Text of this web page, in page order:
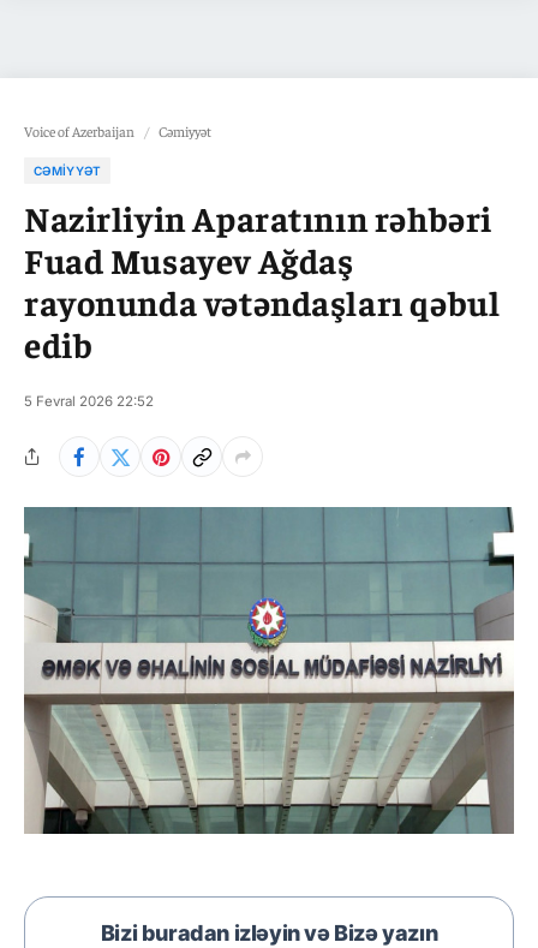
Voice of Azerbaijan / Cəmiyyət
CƏMIYYƏT
Nazirliyin Aparatının rəhbəri
Fuad Musayev Ağdaş
rayonunda vətəndaşları qəbul
edib
5 Fevral 2026 22:52
Bizi buradan izləyin və Bizə yazın